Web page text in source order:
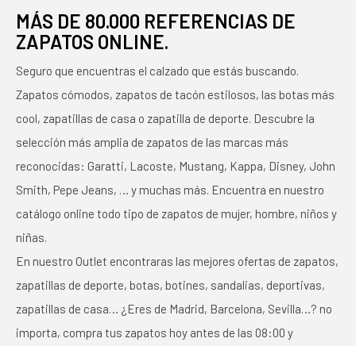
MÁS DE 80.000 REFERENCIAS DE
ZAPATOS ONLINE.
Seguro que encuentras el calzado que estás buscando.
Zapatos cómodos, zapatos de tacón estilosos, las botas más
cool, zapatillas de casa o zapatilla de deporte. Descubre la
selección más amplia de zapatos de las marcas más
reconocidas: Garatti, Lacoste, Mustang, Kappa, Disney, John
Smith, Pepe Jeans, … y muchas más. Encuentra en nuestro
catálogo online todo tipo de zapatos de mujer, hombre, niños y
niñas.
En nuestro Outlet encontraras las mejores ofertas de zapatos,
zapatillas de deporte, botas, botines, sandalias, deportivas,
zapatillas de casa… ¿Eres de Madrid, Barcelona, Sevilla…? no
importa, compra tus zapatos hoy antes de las 08:00 y